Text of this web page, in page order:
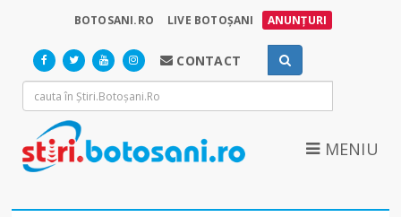
BOTOSANI.RO LIVE BOTOȘANI ANUNȚURI
CONTACT
MENIU